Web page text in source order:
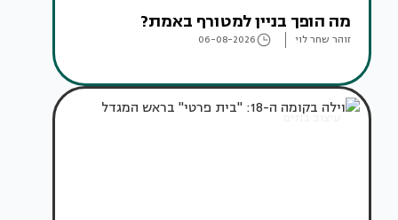
מה הופך בניין למטורף באמת?
זוהר שחר לוי 06-08-2026
עיצוב בתים